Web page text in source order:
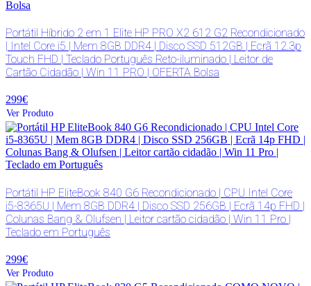
Portátil Híbrido 2 em 1 Elite HP PRO X2 612 G2 Recondicionado
| Intel Core i5 | Mem 8GB DDR4 | Disco SSD 512GB | Ecrã 12.3p
Touch FHD | Teclado Português Reto-iluminado | Leitor de
Cartão Cidadão | Win 11 PRO | OFERTA Bolsa
299€
Ver Produto
Portátil HP EliteBook 840 G6 Recondicionado | CPU Intel Core
i5-8365U | Mem 8GB DDR4 | Disco SSD 256GB | Ecrã 14p FHD |
Colunas Bang & Olufsen | Leitor cartão cidadão | Win 11 Pro |
Teclado em Português
299€
Ver Produto